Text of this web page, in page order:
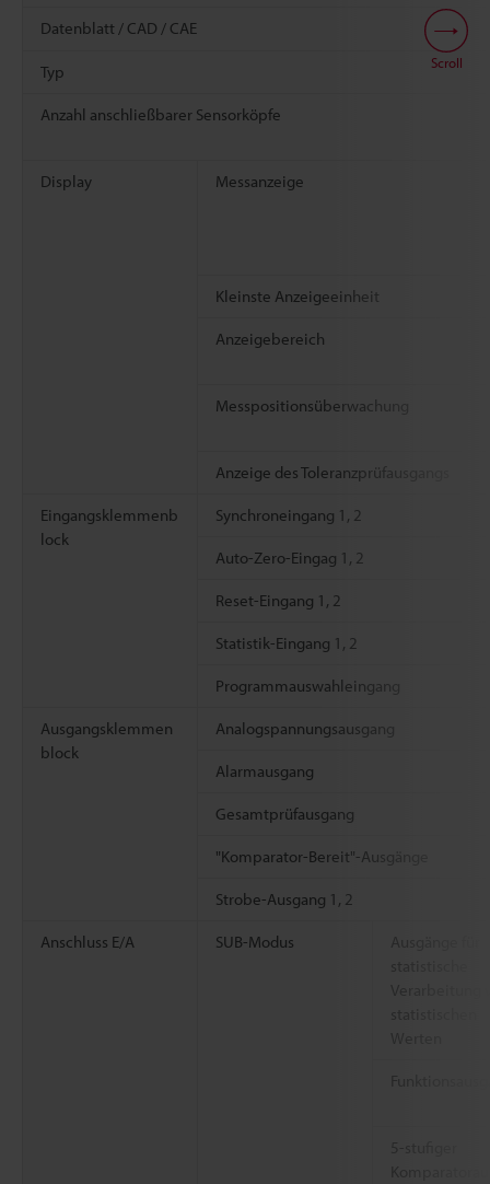
Datenblatt / CAD / CAE
Typ
Anzahl anschließbarer Sensorköpfe
Display Messanzeige
Kleinste Anzeigeeinheit
Anzeigebereich
Messpositionsüberwachung
Anzeige des Toleranzprüfausgangs
Eingangsklemmenb
lock
Synchroneingang 1, 2
Auto-Zero-Eingag 1, 2
Reset-Eingang 1, 2
Statistik-Eingang 1, 2
Programmauswahleingang
Ausgangsklemmen
block
Analogspannungsausgang
Alarmausgang
Gesamtprüfausgang
"Komparator-Bereit"-Ausgänge
Strobe-Ausgang 1, 2
Anschluss E/A SUB-Modus
Scroll